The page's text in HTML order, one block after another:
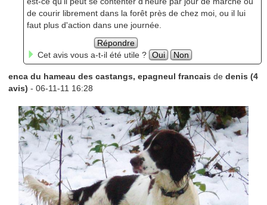
de courir librement dans la forêt près de chez moi, ou il lui
faut plus d'action dans une journée.
Répondre
Cet avis vous a-t-il été utile ? Oui Non
enca du hameau des castangs, epagneul francais de denis (4
avis) - 06-11-11 16:28